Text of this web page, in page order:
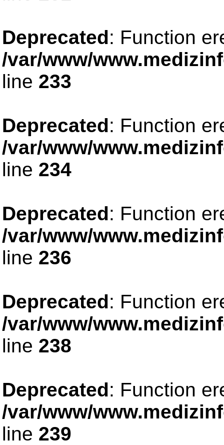
Deprecated: Function
/var/www/
line 233
Deprecated: Function
/var/www/
line 234
Deprecated: Function
/var/www/
line 236
Deprecated: Function
/var/www/
line 238
Deprecated: Function
/var/www/
line 239